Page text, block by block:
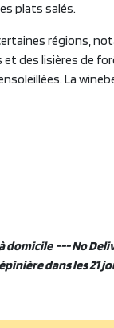
plats salés.
régions,
des lisières de
La
domicile --- No
dans les 21